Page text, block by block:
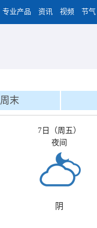
专业产品 资讯 视频 节气
周末
7日（周五）
夜间
阴